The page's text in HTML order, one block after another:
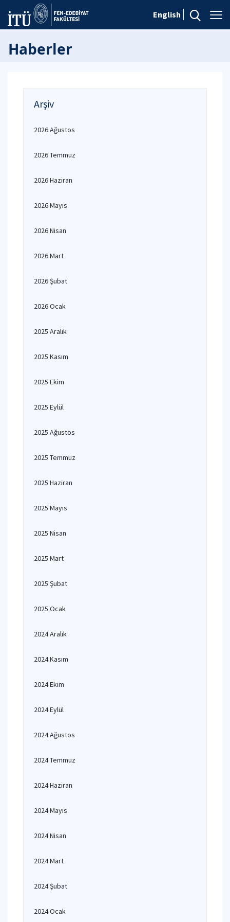
English
Haberler
Arşiv
2026 Ağustos
2026 Temmuz
2026 Haziran
2026 Mayıs
2026 Nisan
2026 Mart
2026 Şubat
2026 Ocak
2025 Aralık
2025 Kasım
2025 Ekim
2025 Eylül
2025 Ağustos
2025 Temmuz
2025 Haziran
2025 Mayıs
2025 Nisan
2025 Mart
2025 Şubat
2025 Ocak
2024 Aralık
2024 Kasım
2024 Ekim
2024 Eylül
2024 Ağustos
2024 Temmuz
2024 Haziran
2024 Mayıs
2024 Nisan
2024 Mart
2024 Şubat
2024 Ocak